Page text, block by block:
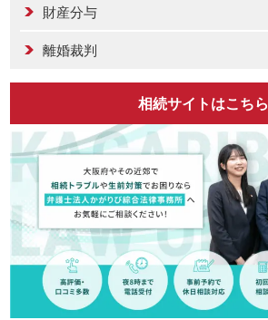
財産分与
離婚裁判
相続サイトはこちら